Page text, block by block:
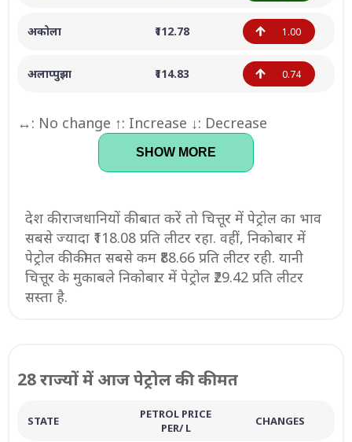
अकोला ₹112.78 1.00
अलाप्पुझा ₹114.83 0.74
↔: No change ↑: Increase ↓: Decrease
SHOW MORE
देश की राजधानियों की बात करें तो चित्तूर में पेट्रोल का भाव
सबसे ज्यादा ₹118.08 प्रति लीटर रहा. वहीं, निकोबार में
पेट्रोल की कीमत सबसे कम ₹88.66 प्रति लीटर रही. यानी
चित्तूर के मुकाबले निकोबार में पेट्रोल ₹29.42 प्रति लीटर
सस्ता है.
28 राज्यों में आज पेट्रोल की कीमत
STATE
PETROL PRICE
PER/ L
CHANGES